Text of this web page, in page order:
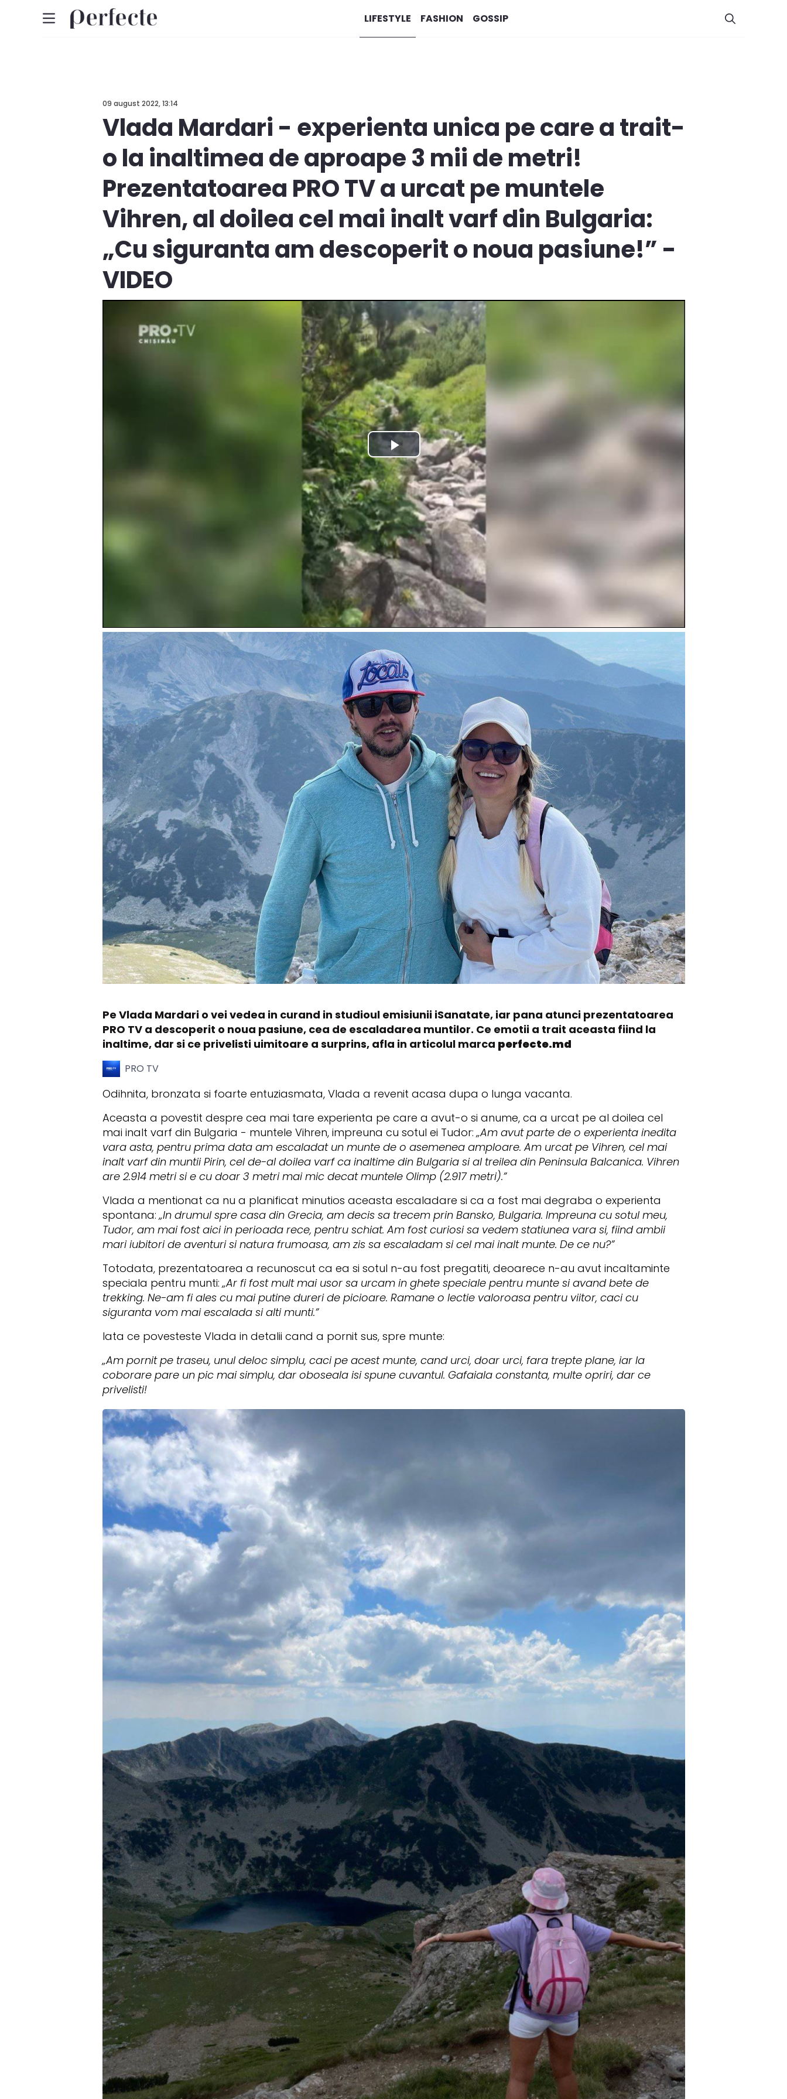
LIFESTYLE FASHION GOSSIP
09 august 2022, 13:14
Vlada Mardari - experienta unica pe care a trait-
o la inaltimea de aproape 3 mii de metri!
Prezentatoarea PRO TV a urcat pe muntele
Vihren, al doilea cel mai inalt varf din Bulgaria:
„Cu siguranta am descoperit o noua pasiune!” -
VIDEO
Pe Vlada Mardari o vei vedea in curand in studioul emisiunii iSanatate, iar pana atunci prezentatoarea
PRO TV a descoperit o noua pasiune, cea de escaladarea muntilor. Ce emotii a trait aceasta fiind la
inaltime, dar si ce privelisti uimitoare a surprins, afla in articolul marca perfecte.md
PRO TV
Odihnita, bronzata si foarte entuziasmata, Vlada a revenit acasa dupa o lunga vacanta.
Aceasta a povestit despre cea mai tare experienta pe care a avut-o si anume, ca a urcat pe al doilea cel
mai inalt varf din Bulgaria - muntele Vihren, impreuna cu sotul ei Tudor:„Am avut parte de o experienta inedita
vara asta, pentru prima data am escaladat un munte de o asemenea amploare. Am urcat pe Vihren, cel mai
inalt varf din muntii Pirin, cel de-al doilea varf ca inaltime din Bulgaria si al treilea din Peninsula Balcanica. Vihren
are 2.914 metri si e cu doar 3 metri mai mic decat muntele Olimp (2.917 metri).”
Vlada a mentionat ca nu a planificat minutios aceasta escaladare si ca a fost mai degraba o experienta
spontana:„In drumul spre casa din Grecia, am decis sa trecem prin Bansko, Bulgaria. Impreuna cu sotul meu,
Tudor, am mai fost aici in perioada rece, pentru schiat. Am fost curiosi sa vedem statiunea vara si, fiind ambii
mari iubitori de aventuri si natura frumoasa, am zis sa escaladam si cel mai inalt munte. De ce nu?”
Totodata, prezentatoarea a recunoscut ca ea si sotul n-au fost pregatiti, deoarece n-au avut incaltaminte
speciala pentru munti:„Ar fi fost mult mai usor sa urcam in ghete speciale pentru munte si avand bete de
trekking. Ne-am fi ales cu mai putine dureri de picioare. Ramane o lectie valoroasa pentru viitor, caci cu
siguranta vom mai escalada si alti munti.”
Iata ce povesteste Vlada in detalii cand a pornit sus, spre munte:
„Am pornit pe traseu, unul deloc simplu, caci pe acest munte, cand urci, doar urci, fara trepte plane, iar la
coborare pare un pic mai simplu, dar oboseala isi spune cuvantul. Gafaiala constanta, multe opriri, dar ce
privelisti!